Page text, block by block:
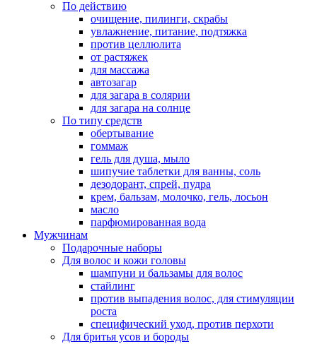
По действию
очищение, пилинги, скрабы
увлажнение, питание, подтяжка
против целлюлита
от растяжек
для массажа
автозагар
для загара в солярии
для загара на солнце
По типу средств
обертывание
гоммаж
гель для душа, мыло
шипучие таблетки для ванны, соль
дезодорант, спрей, пудра
крем, бальзам, молочко, гель, лосьон
масло
парфюмированная вода
Мужчинам
Подарочные наборы
Для волос и кожи головы
шампуни и бальзамы для волос
стайлинг
против выпадения волос, для стимуляции
роста
специфический уход, против перхоти
Для бритья усов и бороды